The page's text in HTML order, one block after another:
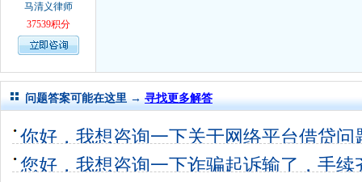
马清义律师
37539积分
问题答案可能在这里 → 寻找更多解答
你好，我想咨询一下关于网络平台借贷问
诉，流程是如 5个回答 0
您好，我想咨询一下诈骗起诉输了，手续